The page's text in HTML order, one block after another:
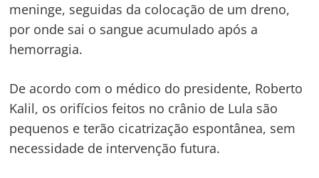
meninge, seguidas da colocação de um dreno,
por onde sai o sangue acumulado após a
hemorragia.
De acordo com o médico do presidente, Roberto
Kalil, os orifícios feitos no crânio de Lula são
pequenos e terão cicatrização espontânea, sem
necessidade de intervenção futura.